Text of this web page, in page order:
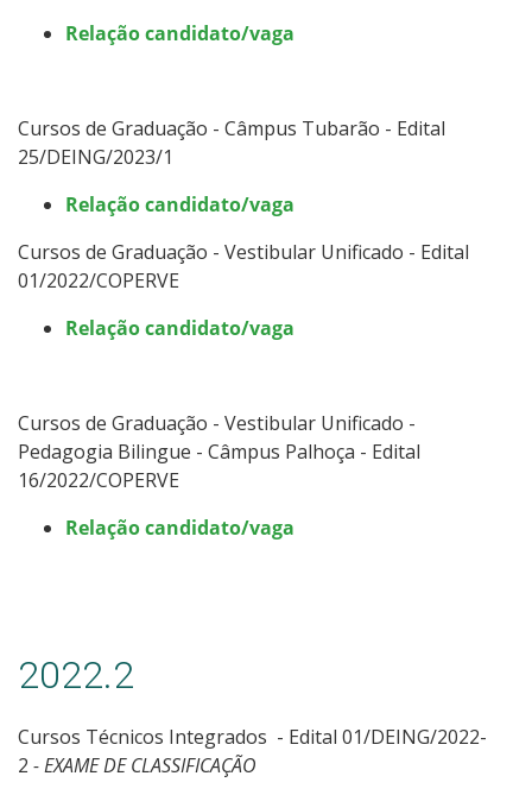
Relação candidato/vaga
Cursos de Graduação - Câmpus Tubarão - Edital
25/DEING/2023/1
Relação candidato/vaga
Cursos de Graduação - Vestibular Unificado - Edital
01/2022/COPERVE
Relação candidato/vaga
Cursos de Graduação - Vestibular Unificado -
Pedagogia Bilingue - Câmpus Palhoça - Edital
16/2022/COPERVE
Relação candidato/vaga
2022.2
Cursos Técnicos Integrados - Edital 01/DEING/2022-
2 - EXAME DE CLASSIFICAÇÃO